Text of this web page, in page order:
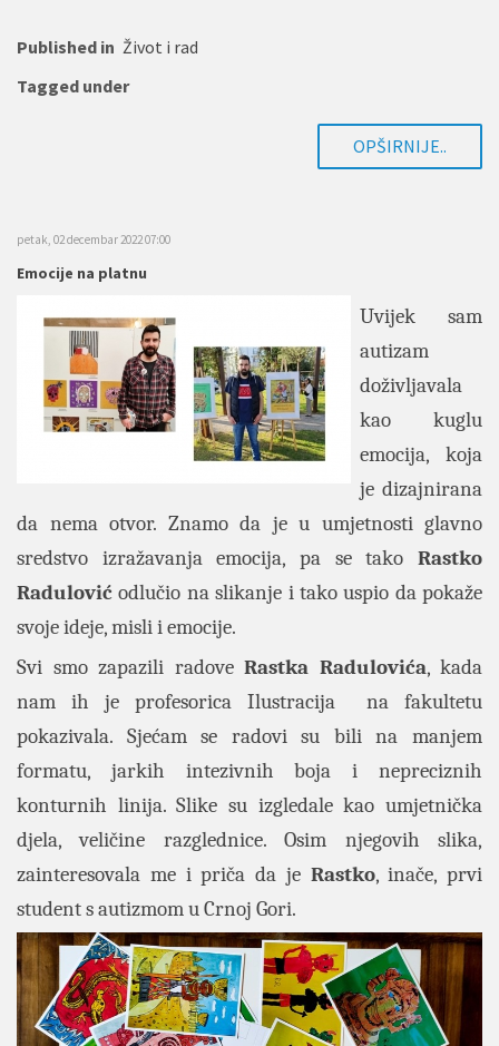
Published in Život i rad
Tagged under
OPŠIRNIJE..
petak, 02 decembar 2022 07:00
Emocije na platnu
Uvijek sam
autizam
doživljavala
kao kuglu
emocija, koja
je dizajnirana
da nema otvor. Znamo da je u umjetnosti glavno
sredstvo izražavanja emocija, pa se tako Rastko
Radulović odlučio na slikanje i tako uspio da pokaže
svoje ideje, misli i emocije.
Svi smo zapazili radove Rastka Radulovića, kada
nam ih je profesorica Ilustracija na fakultetu
pokazivala. Sjećam se radovi su bili na manjem
formatu, jarkih intezivnih boja i nepreciznih
konturnih linija. Slike su izgledale kao umjetnička
djela, veličine razglednice. Osim njegovih slika,
zainteresovala me i priča da je Rastko, inače, prvi
student s autizmom u Crnoj Gori.